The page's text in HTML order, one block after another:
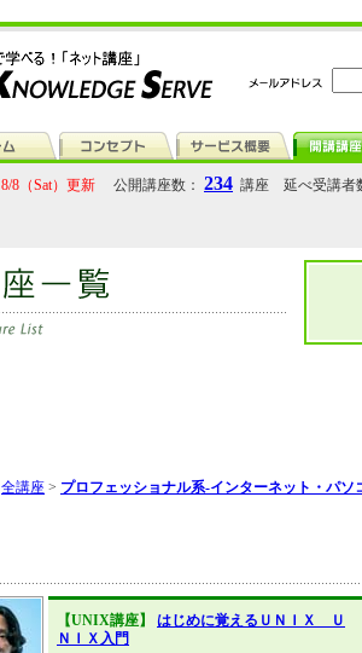
8/8（Sat）更新 公開講座数： 234 講座 延べ受講者
全講座 > プロフェッショナル系-インターネット・パソ
【UNIX講座】 はじめに覚えるＵＮＩＸ Ｕ
ＮＩＸ入門